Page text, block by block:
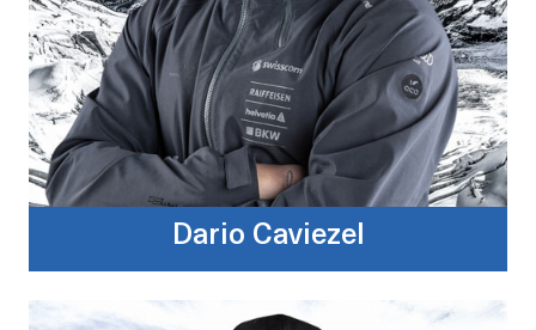
Dario Caviezel